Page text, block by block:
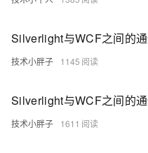
技术小胖子 1145
技术小胖子 1611